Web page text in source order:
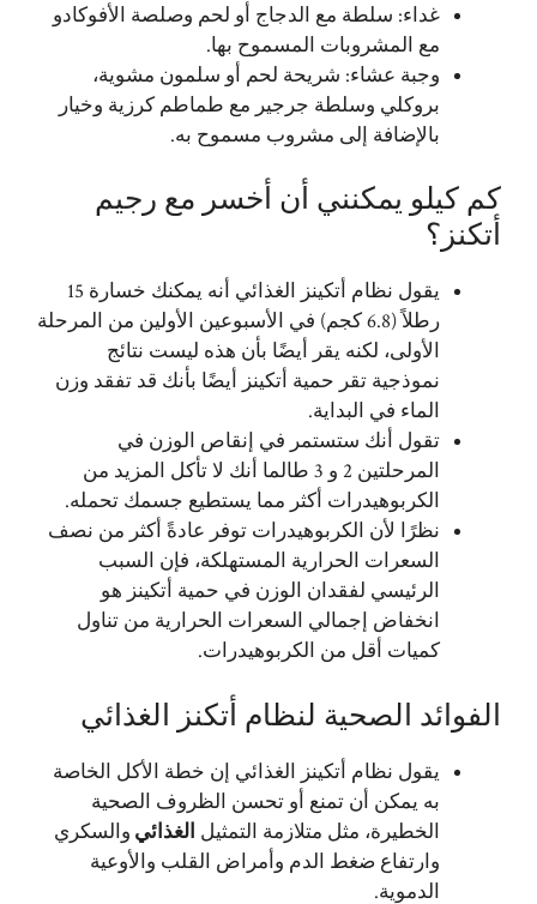
غداء: سلطة مع الدجاج أو لحم وصلصة الأفوكادو
مع المشروبات المسموح بها.
وجبة عشاء: شريحة لحم أو سلمون مشوية،
بروكلي وسلطة جرجير مع طماطم كرزية وخيار
بالإضافة إلى مشروب مسموح به.
كم كيلو يمكنني أن أخسر مع رجيم
أتكنز؟
يقول نظام أتكينز الغذائي أنه يمكنك خسارة 15
رطلاً (6.8 كجم) في الأسبوعين الأولين من المرحلة
الأولى، لكنه يقر أيضًا بأن هذه ليست نتائج
نموذجية تقر حمية أتكينز أيضًا بأنك قد تفقد وزن
الماء في البداية.
تقول أنك ستستمر في إنقاص الوزن في
المرحلتين 2 و 3 طالما أنك لا تأكل المزيد من
الكربوهيدرات أكثر مما يستطيع جسمك تحمله.
نظرًا لأن الكربوهيدرات توفر عادةً أكثر من نصف
السعرات الحرارية المستهلكة، فإن السبب
الرئيسي لفقدان الوزن في حمية أتكينز هو
انخفاض إجمالي السعرات الحرارية من تناول
كميات أقل من الكربوهيدرات.
الفوائد الصحية لنظام أتكنز الغذائي
يقول نظام أتكينز الغذائي إن خطة الأكل الخاصة
به يمكن أن تمنع أو تحسن الظروف الصحية
الخطيرة، مثل متلازمة التمثيل الغذائي والسكري
وارتفاع ضغط الدم وأمراض القلب والأوعية
الدموية.